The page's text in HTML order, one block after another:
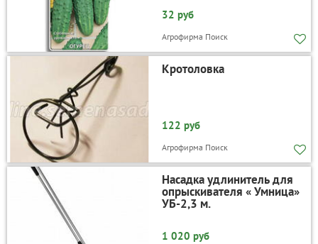
32 руб
Агрофирма Поиск
Кротоловка
122 руб
Агрофирма Поиск
Насадка удлинитель для
опрыскивателя « Умница»
УБ-2,3 м.
1 020 руб